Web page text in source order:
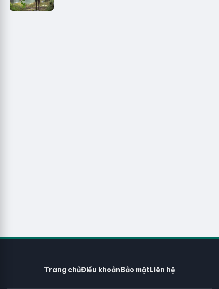
Trang chủĐiều khoảnBảo mậtLiên hệ